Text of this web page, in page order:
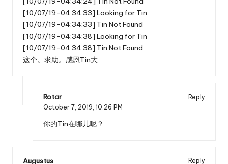
[10/07/19-04:34:33] Looking for Tin
[10/07/19-04:34:33] Tin Not Found
[10/07/19-04:34:38] Looking for Tin
[10/07/19-04:34:38] Tin Not Found
这个。求助。感恩Tin大
Rotar
Reply
October 7, 2019, 10:26 PM
你的Tin在哪儿呢？
Augustus
Reply